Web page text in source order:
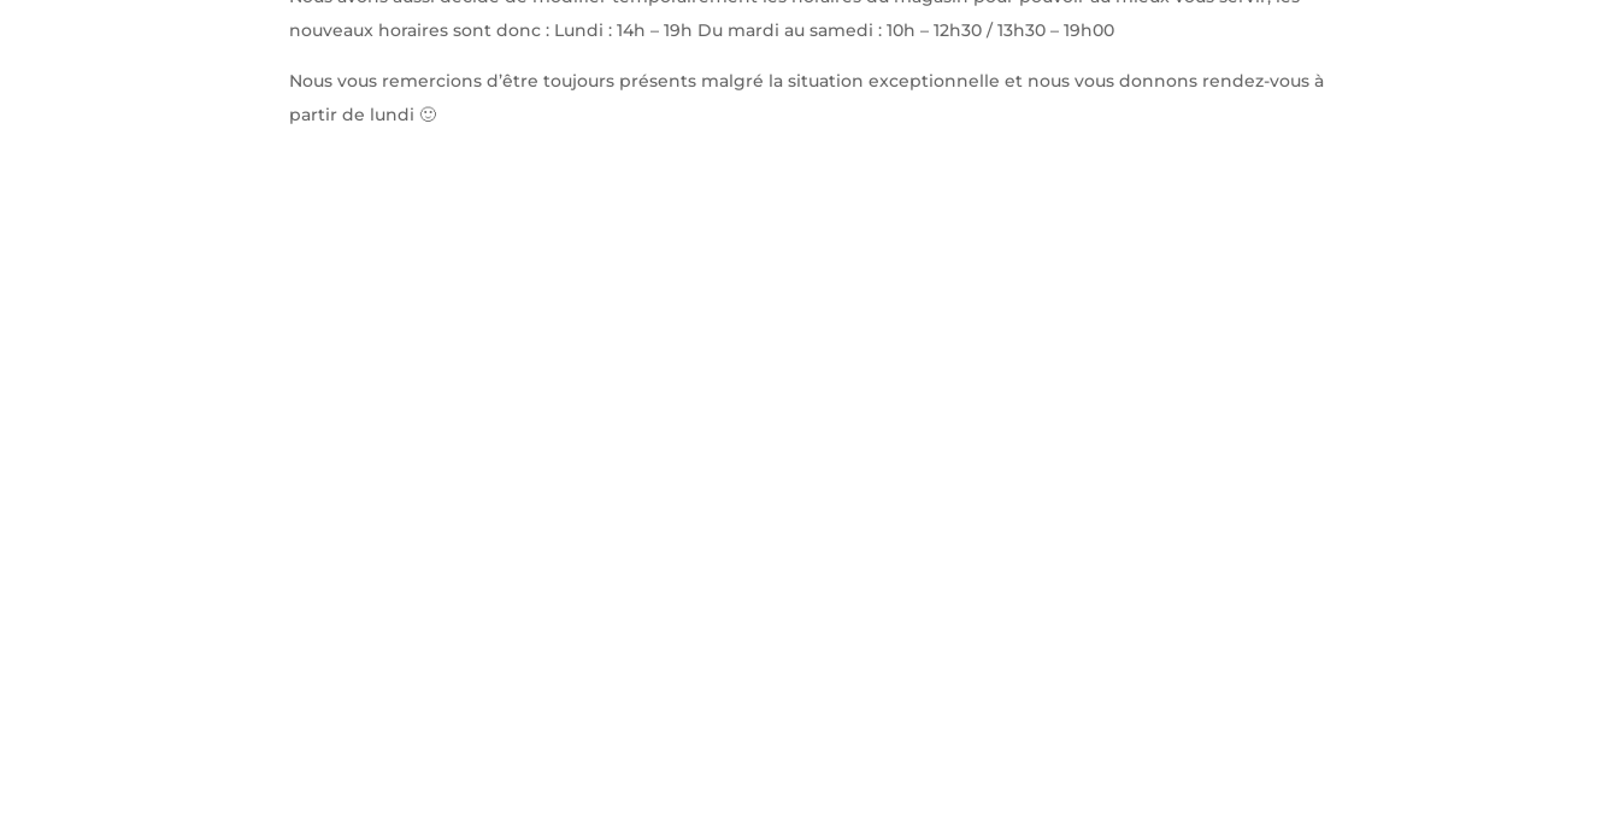
nouveaux horaires sont donc : Lundi : 14h – 19h Du mardi au samedi : 10h – 12h30 / 13h30 – 19h00
Nous vous remercions d’être toujours présents malgré la situation exceptionnelle et nous vous donnons rendez-vous à
partir de lundi 🙂